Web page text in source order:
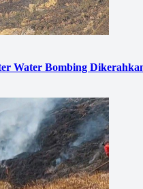
Water Bombing